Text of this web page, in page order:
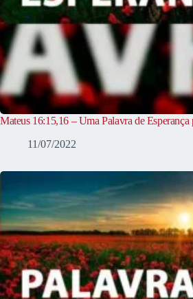
Mateus 16:15,16 – Uma Palavra de Esperança
11/07/2022